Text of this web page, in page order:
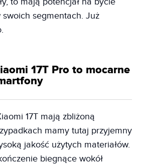
segmentach. Już
17T Pro to mocarne
17T mają zbliżoną
mamy tutaj przyjemny
jakość użytych materiałów.
biegnące wokół